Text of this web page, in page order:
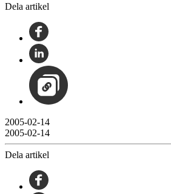
Dela artikel
2005-02-14
2005-02-14
Dela artikel